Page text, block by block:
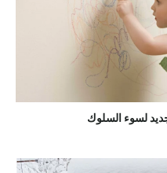
لسوء السلوك